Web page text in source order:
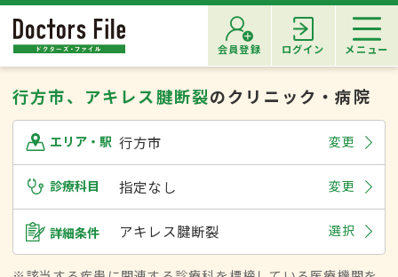
会員登録 ログイン メニュー
行方市、アキレス腱断裂のクリニック・病院
エリア・駅 行方市 変更
診療科目 指定なし 変更
詳細条件 アキレス腱断裂 選択